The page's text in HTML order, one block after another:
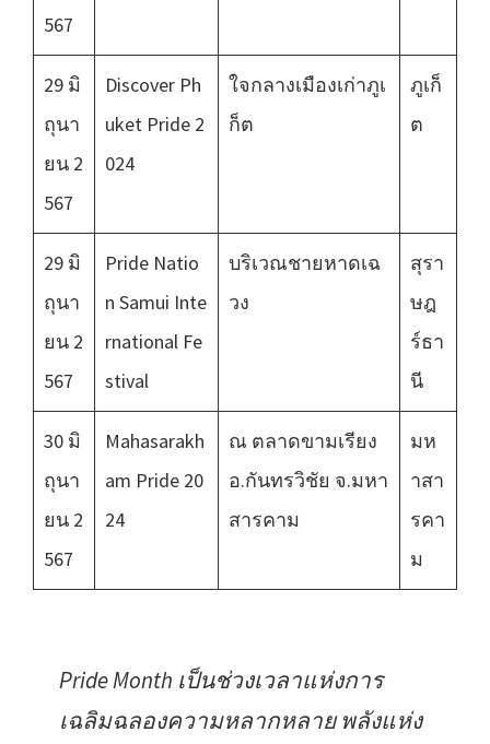
567
29 มิ
ถุนา
ยน 2
567
Discover Ph
uket Pride 2
024
ใจกลางเมืองเก่าภูเ
ก็ต
ภูเก็
ต
29 มิ
ถุนา
ยน 2
567
Pride Natio
n Samui Inte
rnational Fe
stival
บริเวณชายหาดเฉ
วง
สุรา
ษฎ
ร์ธา
นี
30 มิ
ถุนา
ยน 2
567
Mahasarakh
am Pride 20
24
ณ ตลาดขามเรียง
อ.กันทรวิชัย จ.มหา
สารคาม
มห
าสา
รคา
ม
Pride Month เป็นช่วงเวลาแห่งการ
เฉลิมฉลองความหลากหลาย พลังแห่ง